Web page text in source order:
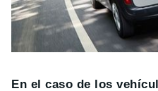
En el caso de los